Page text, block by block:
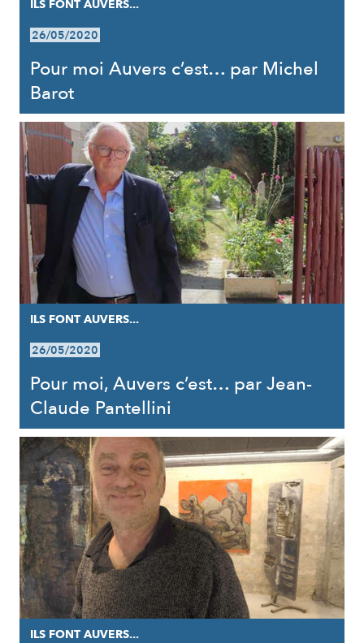
ILS FONT AUVERS...
26/05/2020
Pour moi Auvers c’est… par Michel
Barot
ILS FONT AUVERS...
26/05/2020
Pour moi, Auvers c’est… par Jean-
Claude Pantellini
ILS FONT AUVERS...